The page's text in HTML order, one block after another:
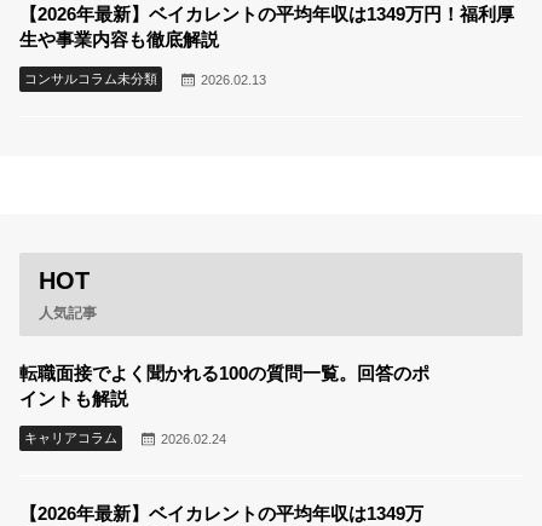
【2026年最新】ベイカレントの平均年収は1349万円！福利厚
生や事業内容も徹底解説
コンサルコラム未分類 2026.02.13
HOT
人気記事
転職面接でよく聞かれる100の質問一覧。回答のポ
イントも解説
キャリアコラム 2026.02.24
【2026年最新】ベイカレントの平均年収は1349万